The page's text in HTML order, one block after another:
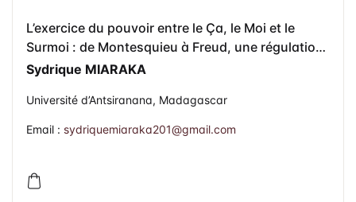
L’exercice du pouvoir entre le Ça, le Moi et le
Surmoi : de Montesquieu à Freud, une régulation
inachevée
Sydrique MIARAKA
Université d’Antsiranana, Madagascar
Email : sydriquemiaraka201@gmail.com